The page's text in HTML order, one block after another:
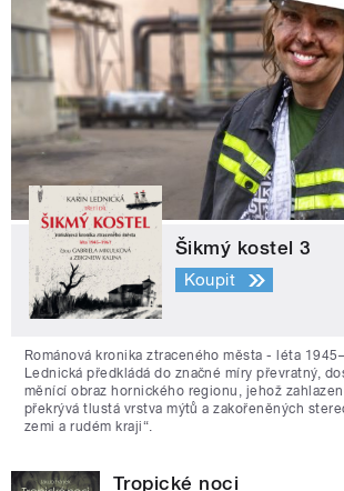
Šikmý kostel 3
Koupit
Románová kronika ztraceného města - léta
Lednická předkládá do značné míry převratný,
měnící obraz hornického regionu, jehož
překrývá tlustá vrstva mýtů a zakořeněných
zemi a rudém kraji“.
Tropické noci